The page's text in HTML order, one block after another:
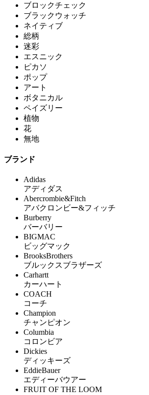
ブロックチェック
ブラックウォッチ
ネイティブ
総柄
迷彩
エスニック
ピカソ
ポップ
アート
ボタニカル
ペイズリー
植物
花
無地
ブランド
Adidas
アディダス
Abercrombie&Fitch
アバクロンビー&フィッチ
Burberry
バーバリー
BIGMAC
ビッグマック
BrooksBrothers
ブルックスブラザーズ
Carhartt
カーハート
COACH
コーチ
Champion
チャンピオン
Columbia
コロンビア
Dickies
ディッキーズ
EddieBauer
エディーバウアー
FRUIT OF THE LOOM